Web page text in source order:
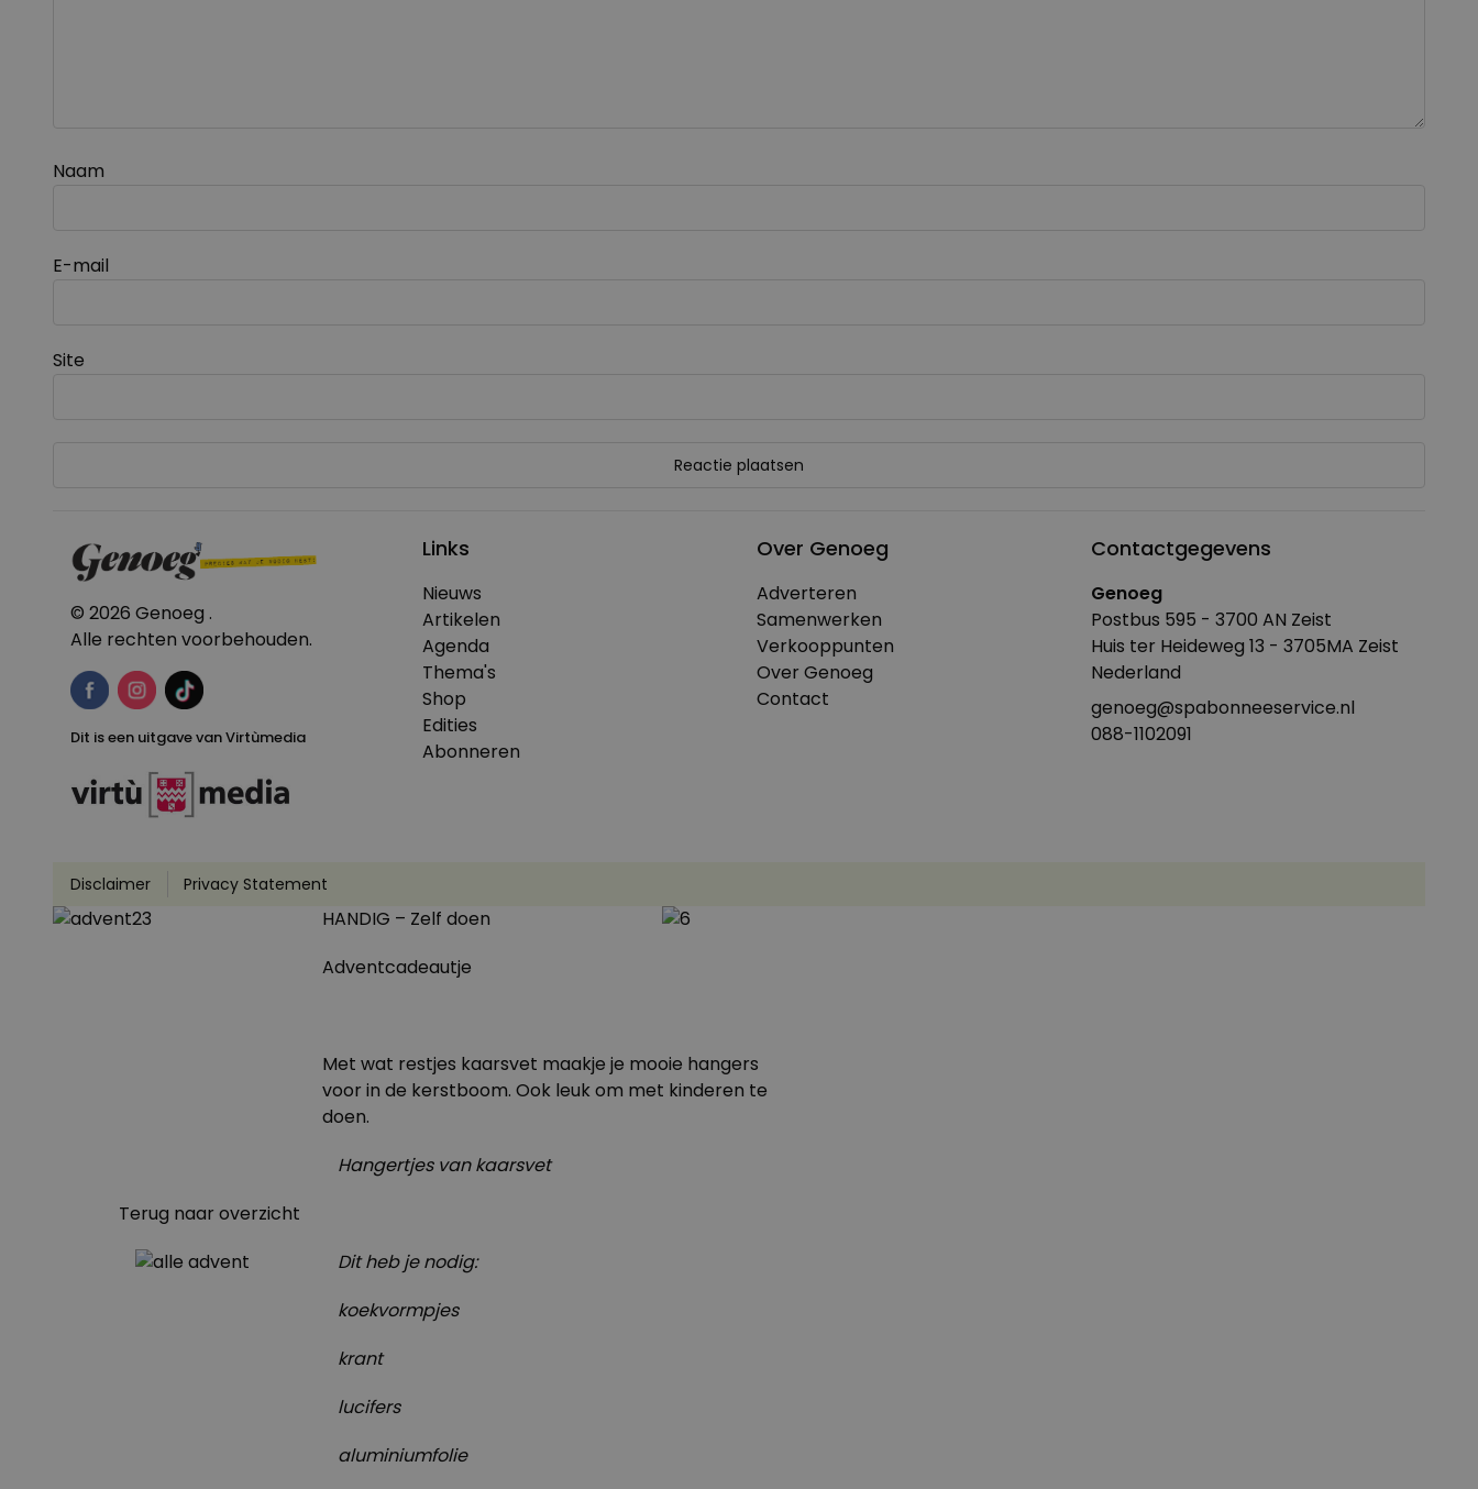
Naam
E-mail
Site
© 2026 Genoeg .
Alle rechten voorbehouden.
Dit is een uitgave van Virtùmedia
Links
Nieuws
Artikelen
Agenda
Thema's
Shop
Edities
Abonneren
Over Genoeg
Adverteren
Samenwerken
Verkooppunten
Over Genoeg
Contact
Contactgegevens
Genoeg
Postbus 595 - 3700 AN Zeist
Huis ter Heideweg 13 - 3705MA Zeist
Nederland
genoeg@spabonneeservice.nl
088-1102091
Disclaimer Privacy Statement
HANDIG – Zelf doen
Adventcadeautje
Met wat restjes kaarsvet maakje je mooie hangers
voor in de kerstboom. Ook leuk om met kinderen te
doen.
Terug naar overzicht
Hangertjes van kaarsvet
Dit heb je nodig:
koekvormpjes
krant
lucifers
aluminiumfolie